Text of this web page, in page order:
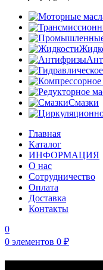
Смазки
Главная
Каталог
ИНФОРМАЦИЯ
О нас
Сотрудничество
Оплата
Доставка
Контакты
0
0 элементов 0 ₽